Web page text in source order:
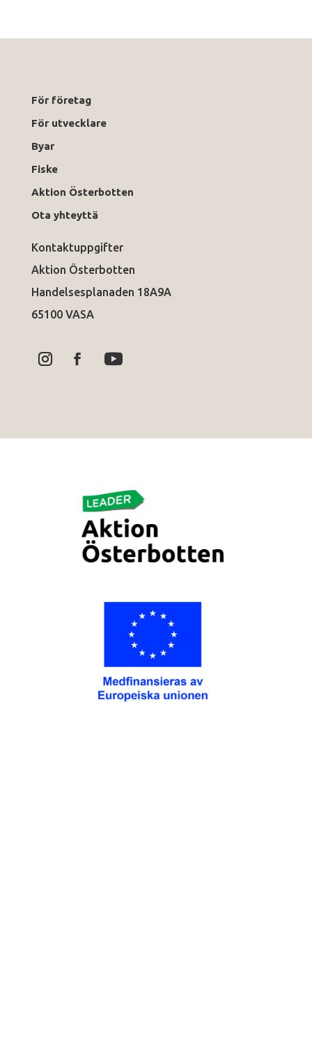
För företag
För utvecklare
Byar
Fiske
Aktion Österbotten
Ota yhteyttä
Kontaktuppgifter
Aktion Österbotten
Handelsesplanaden 18A9A
65100 VASA